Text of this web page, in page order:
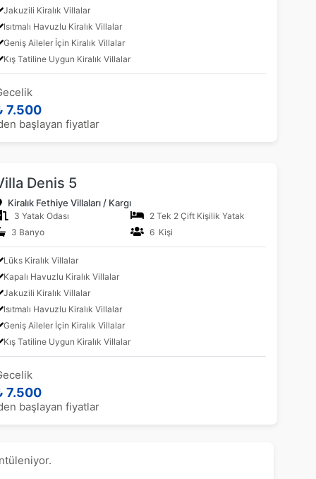
Jakuzili Kiralık Villalar
Isıtmalı Havuzlu Kiralık Villalar
Geniş Aileler İçin Kiralık Villalar
Kış Tatiline Uygun Kiralık Villalar
7.500
başlayan fiyatlar
Denis 5
Kiralık Fethiye Villaları / Kargı
3 Yatak Odası
2 Tek 2 Çift Kişilik Yatak
3 Banyo
6 Kişi
Lüks Kiralık Villalar
Kapalı Havuzlu Kiralık Villalar
Jakuzili Kiralık Villalar
Isıtmalı Havuzlu Kiralık Villalar
Geniş Aileler İçin Kiralık Villalar
Kış Tatiline Uygun Kiralık Villalar
7.500
başlayan fiyatlar